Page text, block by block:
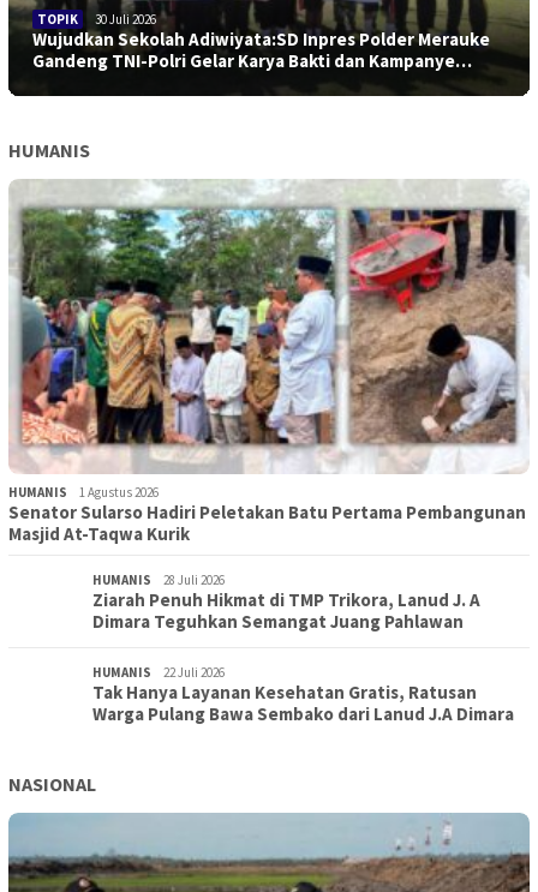
TOPIK 30 Juli 2026
Wujudkan Sekolah Adiwiyata:SD Inpres Polder Merauke
Gandeng TNI-Polri Gelar Karya Bakti dan Kampanye…
HUMANIS
HUMANIS 1 Agustus 2026
Senator Sularso Hadiri Peletakan Batu Pertama Pembangunan
Masjid At-Taqwa Kurik
HUMANIS 28 Juli 2026
Ziarah Penuh Hikmat di TMP Trikora, Lanud J. A
Dimara Teguhkan Semangat Juang Pahlawan
HUMANIS 22 Juli 2026
Tak Hanya Layanan Kesehatan Gratis, Ratusan
Warga Pulang Bawa Sembako dari Lanud J.A Dimara
NASIONAL